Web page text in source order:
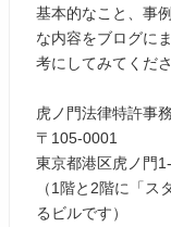
基本的なこと、事
な内容をブログに
考にしてみてくださ
虎ノ門法律特許事
〒105-0001
東京都港区虎ノ門
（1階と2階に「ス
るビルです）